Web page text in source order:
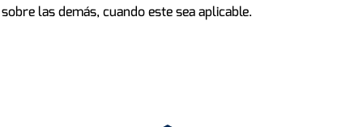
sobre las demás, cuando este sea aplicable.